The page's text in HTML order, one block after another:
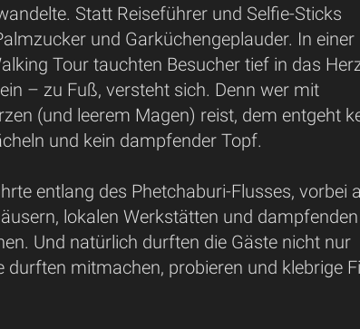
Statt Reiseführer und Selfie-Sticks
und Garküchengeplauder. In einer
Tour tauchten Besucher tief in das
– zu Fuß, versteht sich. Denn wer mit
(und leerem Magen) reist, dem entgeht
und kein dampfender Topf.
entlang des Phetchaburi-Flusses, vorbei
lokalen Werkstätten und dampfenden
Und natürlich durften die Gäste nicht nur
durften mitmachen, probieren und klebrige